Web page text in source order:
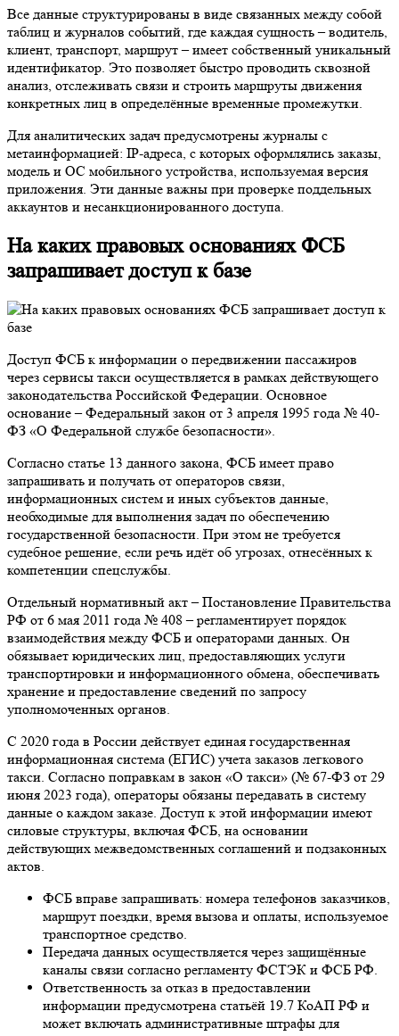
Все данные структурированы в виде связанных между собой
таблиц и журналов событий, где каждая сущность – водитель,
клиент, транспорт, маршрут – имеет собственный уникальный
идентификатор. Это позволяет быстро проводить сквозной
анализ, отслеживать связи и строить маршруты движения
конкретных лиц в определённые временные промежутки.
Для аналитических задач предусмотрены журналы с
метаинформацией: IP-адреса, с которых оформлялись заказы,
модель и ОС мобильного устройства, используемая версия
приложения. Эти данные важны при проверке поддельных
аккаунтов и несанкционированного доступа.
На каких правовых основаниях ФСБ
запрашивает доступ к базе
Доступ ФСБ к информации о передвижении пассажиров
через сервисы такси осуществляется в рамках действующего
законодательства Российской Федерации. Основное
основание – Федеральный закон от 3 апреля 1995 года № 40-
ФЗ «О Федеральной службе безопасности».
Согласно статье 13 данного закона, ФСБ имеет право
запрашивать и получать от операторов связи,
информационных систем и иных субъектов данные,
необходимые для выполнения задач по обеспечению
государственной безопасности. При этом не требуется
судебное решение, если речь идёт об угрозах, отнесённых к
компетенции спецслужбы.
Отдельный нормативный акт – Постановление Правительства
РФ от 6 мая 2011 года № 408 – регламентирует порядок
взаимодействия между ФСБ и операторами данных. Он
обязывает юридических лиц, предоставляющих услуги
транспортировки и информационного обмена, обеспечивать
хранение и предоставление сведений по запросу
уполномоченных органов.
С 2020 года в России действует единая государственная
информационная система (ЕГИС) учета заказов легкового
такси. Согласно поправкам в закон «О такси» (№ 67-ФЗ от 29
июня 2023 года), операторы обязаны передавать в систему
данные о каждом заказе. Доступ к этой информации имеют
силовые структуры, включая ФСБ, на основании
действующих межведомственных соглашений и подзаконных
актов.
ФСБ вправе запрашивать: номера телефонов заказчиков,
маршрут поездки, время вызова и оплаты, используемое
транспортное средство.
Передача данных осуществляется через защищённые
каналы связи согласно регламенту ФСТЭК и ФСБ РФ.
Ответственность за отказ в предоставлении
информации предусмотрена статьёй 19.7 КоАП РФ и
может включать административные штрафы для